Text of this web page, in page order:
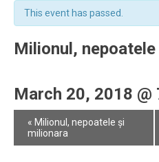
This event has passed.
Milionul,
March 20, 2018 @
Event
Navigation
« Milionul, nepoatele și
milionara